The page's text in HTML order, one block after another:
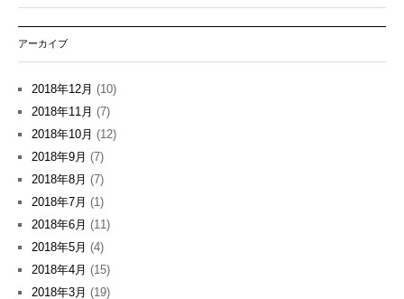
アーカイブ
2018年12月 (10)
2018年11月 (7)
2018年10月 (12)
2018年9月 (7)
2018年8月 (7)
2018年7月 (1)
2018年6月 (11)
2018年5月 (4)
2018年4月 (15)
2018年3月 (19)